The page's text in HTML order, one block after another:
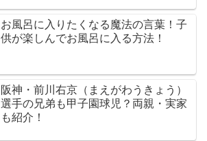
お風呂に入りたくなる魔法の言葉！子
供が楽しんでお風呂に入る方法！
阪神・前川右京（まえがわうきょう）
選手の兄弟も甲子園球児？両親・実家
も紹介！